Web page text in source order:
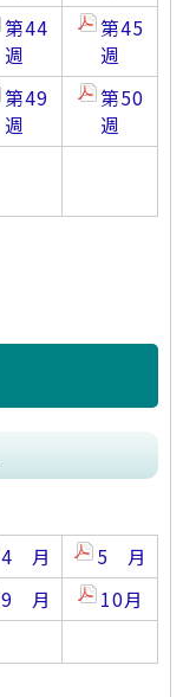
第44
週
第45
週
第49
週
第50
週
4 月
5 月
9 月
10月